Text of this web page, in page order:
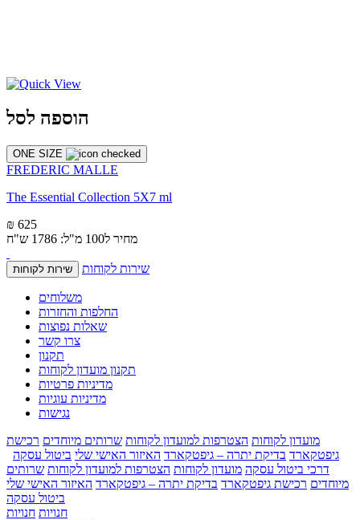
הוספה לסל
ONE SIZE
FREDERIC MALLE
The Essential Collection 5X7 ml
₪ 625
מחיר ל100 מ"ל: 1786 ש"ח
שירות לקוחות שירות לקוחות
משלוחים
החלפות והחזרות
שאלות נפוצות
צרו קשר
תקנון
תקנון מועדון לקוחות
מדיניות פרטיות
מדיניות עוגיות
נגישות
מועדון לקוחות הצטרפות למועדון לקוחות שרותים מיוחדים רכישת
גיפטקארד בדיקת יתרה – גיפטקארד האיזור האישי שלי ביטול עסקה
דרכי ביטול עסקה מועדון לקוחות הצטרפות למועדון לקוחות שרותים
מיוחדים רכישת גיפטקארד בדיקת יתרה – גיפטקארד האיזור האישי שלי
ביטול עסקה
חנויות חנויות